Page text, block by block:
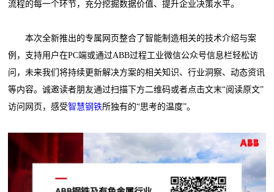
流程的每一个环节，充分挖掘数据价值、提升企业决策水平。
本次全新推出的专属网页整合了智能制造相关的技术介绍与案
例，支持用户在PC端或通过ABB过程工业微信公众号信息栏轻松访
问，未来我们将持续更新解决方案的相关知识、行业洞察、动态资讯
等内容。诚邀读者朋友通过扫描下方二维码或者点击文末“阅读原文”
访问网页，感受智慧钢铁所独有的“思考的温度”。